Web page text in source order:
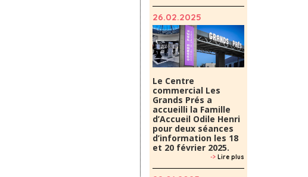
26.02.2025
Le Centre
commercial Les
Grands Prés a
accueilli la Famille
d’Accueil Odile Henri
pour deux séances
d’information les 18
et 20 février 2025.
-> Lire plus